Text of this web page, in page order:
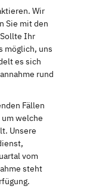
Wir
Sie mit den
Ihr
möglich, uns
es sich
rund
Fällen
welche
Unsere
vom
steht